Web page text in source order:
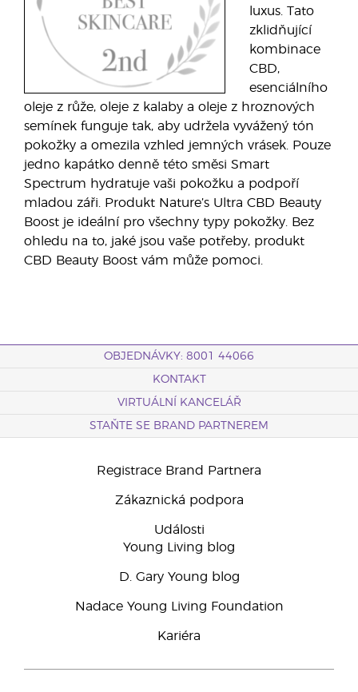
luxus. Tato
zklidňující
kombinace
CBD,
esenciálního
oleje z růže, oleje z kalaby a oleje z hroznových
semínek funguje tak, aby udržela vyvážený tón
pokožky a omezila vzhled jemných vrásek. Pouze
jedno kapátko denně této směsi Smart
Spectrum hydratuje vaši pokožku a podpoří
mladou záři. Produkt Nature’s Ultra CBD Beauty
Boost je ideální pro všechny typy pokožky. Bez
ohledu na to, jaké jsou vaše potřeby, produkt
CBD Beauty Boost vám může pomoci.
OBJEDNÁVKY: 8001 44066
KONTAKT
VIRTUÁLNÍ KANCELÁŘ
STAŇTE SE BRAND PARTNEREM
Registrace Brand Partnera
Zákaznická podpora
Události
Young Living blog
D. Gary Young blog
Nadace Young Living Foundation
Kariéra